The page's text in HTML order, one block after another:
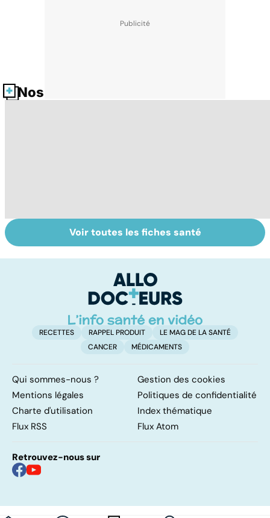
Nos fiches santé
Comment tenir
ses bonnes
Faire du sport à
domicile, c'est
Voir toutes les fiches santé
RECETTES RAPPEL PRODUIT
LE MAG DE LA SANTÉ
CANCER
MÉDICAMENTS
Qui sommes-nous ?
Gestion des cookies
Mentions légales
Politiques de confidentialité
Charte d'utilisation
Index thématique
Flux RSS
Flux Atom
Retrouvez-nous sur